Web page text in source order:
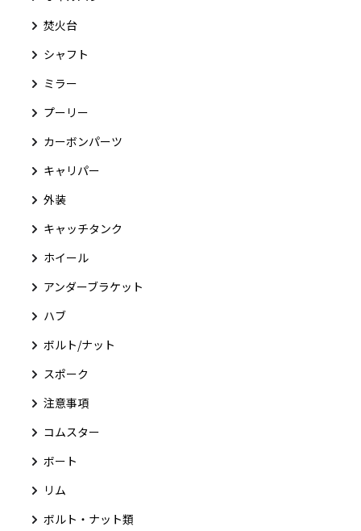
焚火台
シャフト
ミラー
プーリー
カーボンパーツ
キャリパー
外装
キャッチタンク
ホイール
アンダーブラケット
ハブ
ボルト/ナット
スポーク
注意事項
コムスター
ボート
リム
ボルト・ナット類